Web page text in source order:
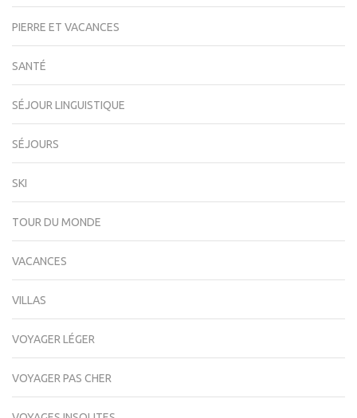
PIERRE ET VACANCES
SANTÉ
SÉJOUR LINGUISTIQUE
SÉJOURS
SKI
TOUR DU MONDE
VACANCES
VILLAS
VOYAGER LÉGER
VOYAGER PAS CHER